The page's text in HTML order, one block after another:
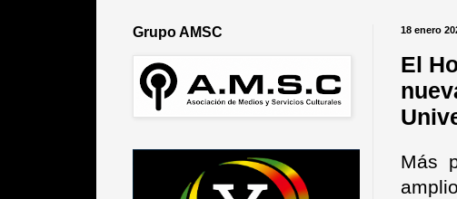
18 enero
El
Más
Grupo AMSC